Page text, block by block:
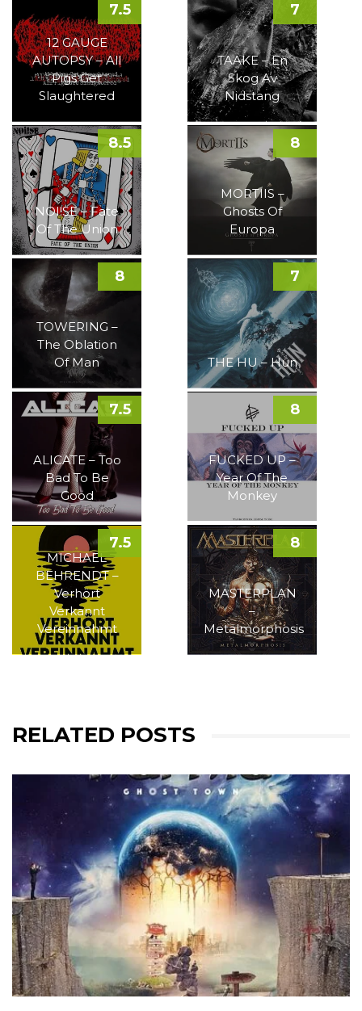
12 GAUGE
AUTOPSY – All
Pigs Get
Slaughtered
7.5
TAAKE – En
Skog Av
Nidstang
7
NOI!SE – Fate
Of The Union
8.5
MORTIIS –
Ghosts Of
Europa
8
TOWERING –
The Oblation
Of Man
8
THE HU – Hun
7
ALICATE – Too
Bad To Be
Good
7.5
FUCKED UP –
Year Of The
Monkey
8
MICHAEL
BEHRENDT –
Verhört
Verkannt
Vereinnahmt
7.5
MASTERPLAN
–
Metalmorphosis
8
RELATED POSTS